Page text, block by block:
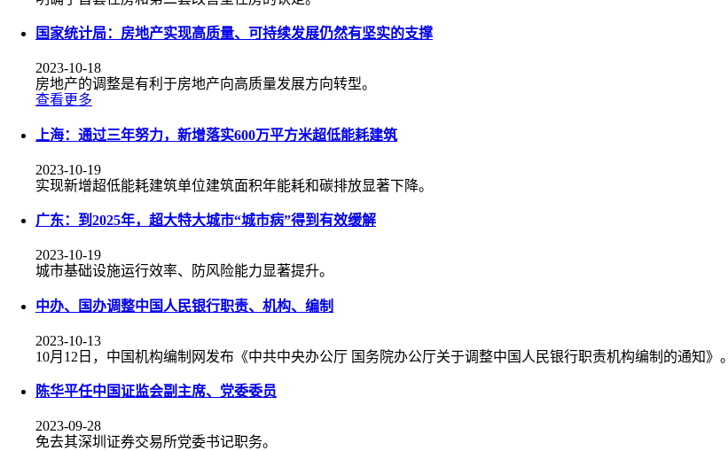
国家统计局：房地产实现高质量、可持续发展仍然有坚实的支撑
2023-10-18
房地产的调整是有利于房地产向高质量发展方向转型。
查看更多
上海：通过三年努力，新增落实600万平方米超低能耗建筑
2023-10-19
实现新增超低能耗建筑单位建筑面积年能耗和碳排放显著下降。
广东：到2025年，超大特大城市“城市病”得到有效缓解
2023-10-19
城市基础设施运行效率、防风险能力显著提升。
中办、国办调整中国人民银行职责、机构、编制
2023-10-13
10月12日，中国机构编制网发布《中共中央办公厅 国务院办公厅关于调整中国人民银行职责机构编制的通知》。
陈华平任中国证监会副主席、党委委员
2023-09-28
免去其深圳证券交易所党委书记职务。